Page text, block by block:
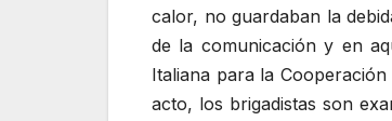
calor, no guardaban la
de la comunicación y en
Italiana para la
acto, los brigadistas son